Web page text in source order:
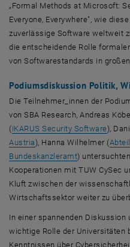
„ Formal Methods at Microsoft:
Everyone, Everywhere", wie
zuverlässige Software weltweit
die entscheidende Rolle
vonSoftwarestandards in
Podiumsdiskussion Politik,
Die Teilnehmer_innen der
vonSBA Research , Andreas
(IKARUSSecurity Software,),
Austria, öffnet eine externe URL
), Hanna Wilhelmer (
Bundeskanzleramt, öffnet eine
)
Kooperationen mit TUW CySec
Kluft zwischen der
Wirtschaftssektor weiter zu
In einer spannenden Diskussion
wichtige Rolle der Universitäten
Kenntnissen über Cyber